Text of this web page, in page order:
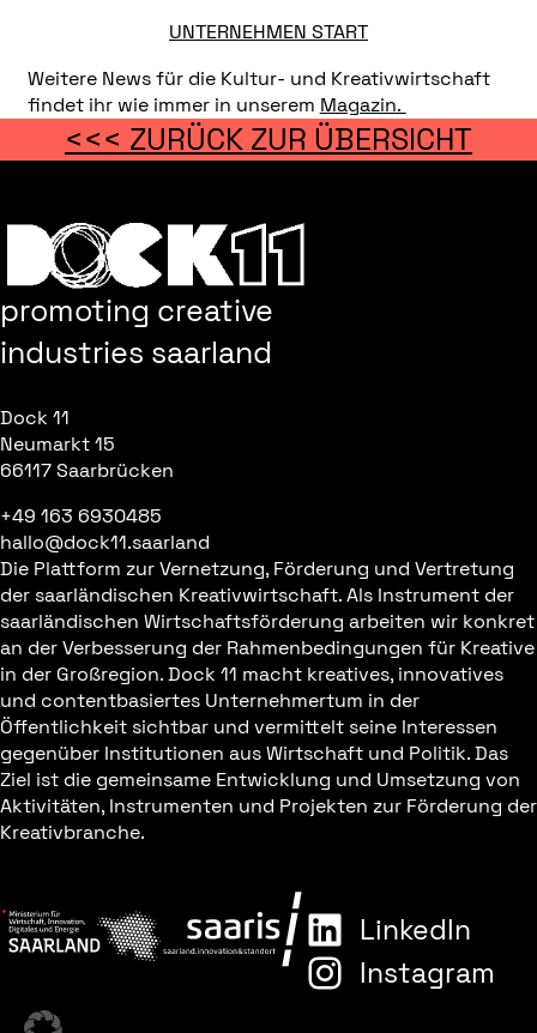
UNTERNEHMEN START
Weitere News für die Kultur- und Kreativwirtschaft
findet ihr wie immer in unserem Magazin.
<<< ZURÜCK ZUR ÜBERSICHT
promoting creative
industries saarland
Dock 11
Neumarkt 15
66117 Saarbrücken
+49 163 6930485
hallo@dock11.saarland
Die Plattform zur Vernetzung, Förderung und Vertretung
der saarländischen Kreativwirtschaft. Als Instrument der
saarländischen Wirtschaftsförderung arbeiten wir konkret
an der Verbesserung der Rahmenbedingungen für Kreative
in der Großregion. Dock 11 macht kreatives, innovatives
und contentbasiertes Unternehmertum in der
Öffentlichkeit sichtbar und vermittelt seine Interessen
gegenüber Institutionen aus Wirtschaft und Politik. Das
Ziel ist die gemeinsame Entwicklung und Umsetzung von
Aktivitäten, Instrumenten und Projekten zur Förderung der
Kreativbranche.
LinkedIn
Instagram